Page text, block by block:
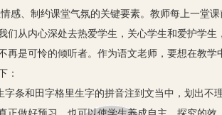
感、制约课堂气氛的关键要素。教师每上一堂课
们从内心深处去热爱学生，关心学生和爱护学生
是可怜的倾听者。作为语文老师，要想在教学
：
条和田字格里生字的拼音注到文当中，划出不